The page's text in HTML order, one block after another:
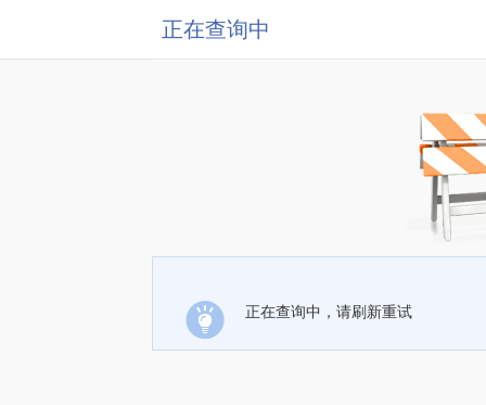
正在查询中
正在查询中，请刷新重试